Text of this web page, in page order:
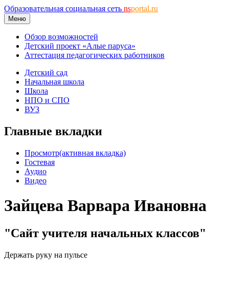
Образовательная социальная сеть nsportal.ru
Меню
Обзор возможностей
Детский проект «Алые паруса»
Аттестация педагогических работников
Детский сад
Начальная школа
Школа
НПО и СПО
ВУЗ
Главные вкладки
Просмотр(активная вкладка)
Гостевая
Аудио
Видео
Зайцева Варвара Ивановна
"Сайт учителя начальных классов"
Держать руку на пульсе